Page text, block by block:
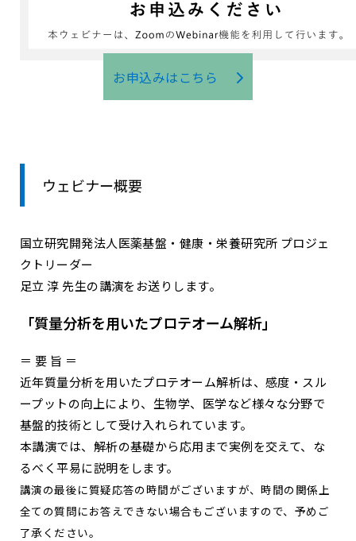
お申込みはこちら
ウェビナー概要
国立研究開発法人医薬基盤・健康・栄養研究所 プロジェ
クトリーダー
足立 淳 先生の講演をお送りします。
「質量分析を用いたプロテオーム解析」
＝ 要 旨 ＝
近年質量分析を用いたプロテオーム解析は、感度・スル
ープットの向上により、生物学、医学など様々な分野で
基盤的技術として受け入れられています。
本講演では、解析の基礎から応用まで実例を交えて、な
るべく平易に説明をします。
講演の最後に質疑応答の時間がございますが、時間の関係上
全ての質問にお答えできない場合もございますので、予めご
了承ください。